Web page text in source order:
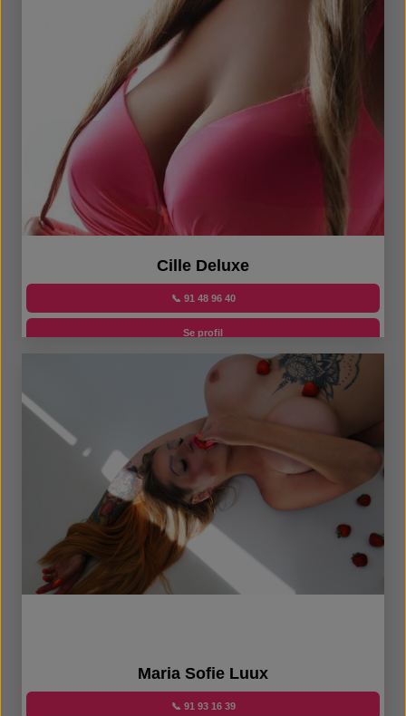
Cille Deluxe
📞 91 48 96 40
Se profil
Maria Sofie Luux
📞 91 93 16 39